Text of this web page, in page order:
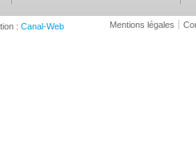
: Canal-Web Mentions légales